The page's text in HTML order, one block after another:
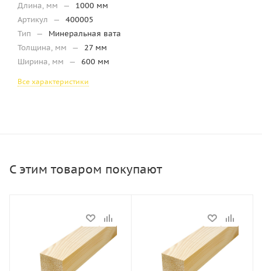
Длина, мм
—
1000 мм
Артикул
—
400005
Тип
—
Минеральная вата
Толщина, мм
—
27 мм
Ширина, мм
— 600 мм
Все характеристики
С этим товаром покупают
В наличии
Длина, мм
В наличии
Длина, мм